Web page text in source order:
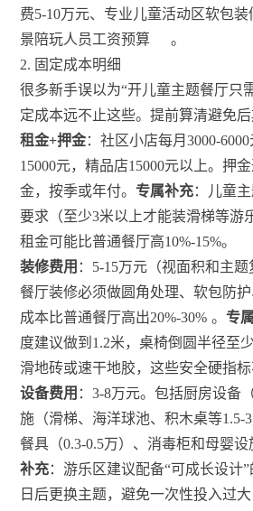
费5-10万元、专业儿童活动区软包
景陪玩人员工资预算
。
2. 固定成本明细
很多新手误以为“开儿童主题餐厅只
定成本远不止这些。提前算清避免后
租金+押金：社区小店每月3000-
15000元，精品店15000元以上。押
金，按季或年付。 专属补充：儿童
要求（至少3米以上才能装滑梯等游
租金可能比普通餐厅高10%-15%。
装修费用 ：5-15万元（视面积和主
餐厅装修必须做圆角处理、软包防
成本比普通餐厅高出20%-30% 。 专
度建议做到1.2米，桌椅倒圆半径至
滑地砖或速干地胶，这些安全硬指
设备费用 ：3-8万元。包括厨房设备
施（滑梯、海洋球池、积木桌等1.5-
餐具（0.3-0.5万）、消毒柜和母婴设
补充：游乐区建议配备“可成长设计
日后更换主题，避免一次性投入过大